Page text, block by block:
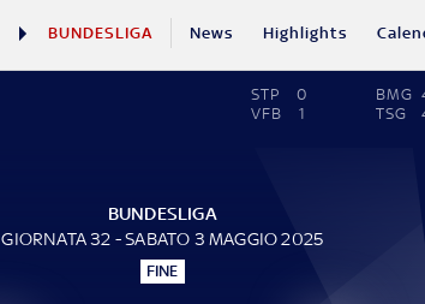
BUNDESLIGA News Highlights
STP
0
VFB
1
BMG
TSG
BUNDESLIGA
GIORNATA 32 - SABATO 3 MAGGIO 2025
FINE